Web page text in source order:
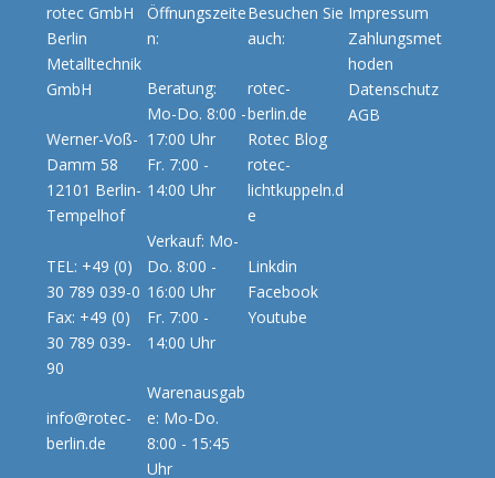
rotec GmbH
Berlin
Metalltechnik
GmbH
Werner-Voß-
Damm 58
12101 Berlin-
Tempelhof
TEL: +49 (0)
30 789 039-0
Fax: +49 (0)
30 789 039-
90
info@rotec-
berlin.de
Öffnungszeite
n:
Beratung:
Mo-Do. 8:00 -
17:00 Uhr
Fr. 7:00 -
14:00 Uhr
Verkauf: Mo-
Do. 8:00 -
16:00 Uhr
Fr. 7:00 -
14:00 Uhr
Warenausgab
e: Mo-Do.
8:00 - 15:45
Uhr
Besuchen Sie
auch:
rotec-
berlin.de
Rotec Blog
rotec-
lichtkuppeln.d
e
Linkdin
Facebook
Youtube
Impressum
Zahlungsmet
hoden
Datenschutz
AGB